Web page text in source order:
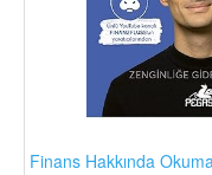
Finans Hakkında